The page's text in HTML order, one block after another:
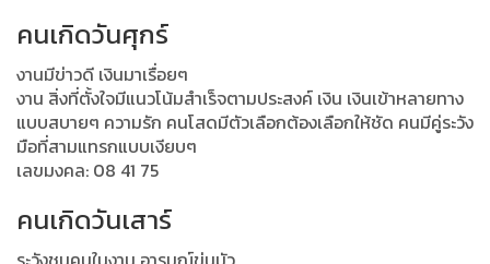
คนเกิดวันศุกร์
งานมีข่าวดี เงินมาเรื่อยๆ
งาน สิ่งที่ตั้งใจมีแนวโน้มสำเร็จตามประสงค์ เงิน เงินเข้าหลายทาง
แบบสบายๆ ความรัก คนโสดมีตัวเลือกต้องเลือกให้ชัด คนมีคู่ระวัง
มือที่สามแทรกแบบเงียบๆ
เลขมงคล: 08 41 75
คนเกิดวันเสาร์